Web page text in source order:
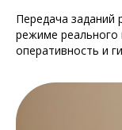
Передача заданий
режиме реального
оперативность и